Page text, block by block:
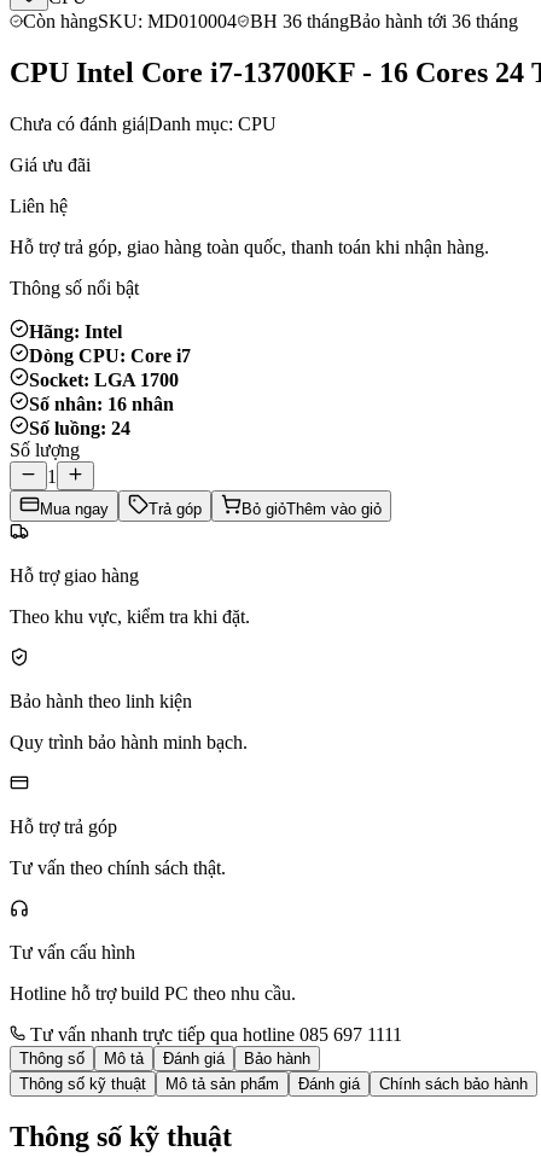
Còn hàngSKU: MD010004 BH 36 thángBảo hành tới 36 tháng
CPU Intel Core i7-13700KF - 16 Cores
Chưa có đánh giá|Danh mục: CPU
Giá ưu đãi
Liên hệ
Hỗ trợ trả góp, giao hàng toàn quốc, thanh toán khi nhận hàng.
Thông số nổi bật
Hãng: Intel
Dòng CPU: Core i7
Socket: LGA 1700
Số nhân: 16 nhân
Số luồng: 24
Số lượng
1
Mua ngay Trả góp Bỏ giỏThêm vào giỏ
Hỗ trợ giao hàng
Theo khu vực, kiểm tra khi đặt.
Bảo hành theo linh kiện
Quy trình bảo hành minh bạch.
Hỗ trợ trả góp
Tư vấn theo chính sách thật.
Tư vấn cấu hình
Hotline hỗ trợ build PC theo nhu cầu.
Tư vấn nhanh trực tiếp qua hotline 085 697 1111
Thông số Mô tả Đánh giá
Bảo hành
Thông số kỹ thuật
Mô tả sản phẩm Đánh giá Chính sách bảo hành
Thông số kỹ thuật